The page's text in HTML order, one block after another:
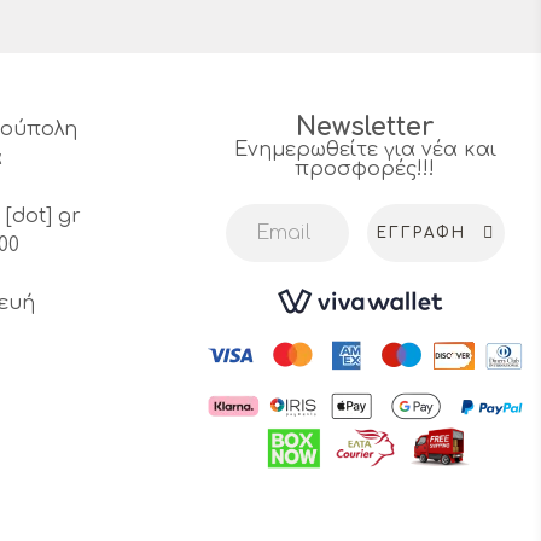
[dot] gr
Newsletter
Ενημερωθείτε για νέα και
προσφορές!!!
ΕΓΓΡΑΦΉ